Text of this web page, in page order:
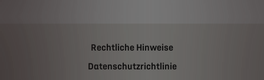
Rechtliche Hinweise
Datenschutzrichtlinie